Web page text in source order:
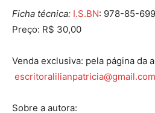
Ficha técnica: I.S.BN: 978-85-
Preço: R$ 30,00
Venda exclusiva: pela página da
escritoralilianpatricia@gmail.com
Sobre a autora: